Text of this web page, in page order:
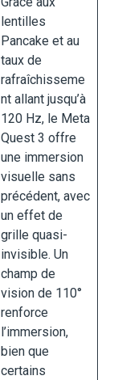
lentilles
Pancake et au
taux de
rafraîchisseme
nt allant jusqu’à
120 Hz, le Meta
Quest 3 offre
une immersion
visuelle sans
précédent, avec
un effet de
grille quasi-
invisible. Un
champ de
vision de 110°
renforce
l’immersion,
bien que
certains